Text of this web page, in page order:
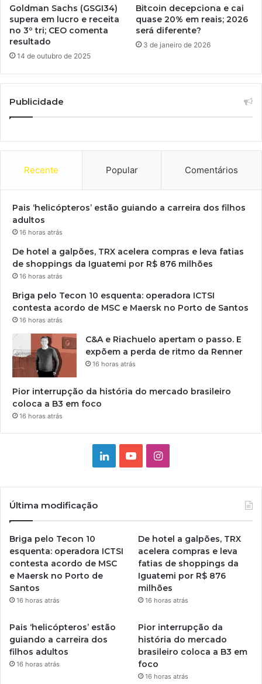
Goldman Sachs (GSGI34)
supera em lucro e receita
no 3º tri; CEO comenta
resultado
14 de outubro de 2025
Bitcoin decepciona e cai
quase 20% em reais; 2026
será diferente?
3 de janeiro de 2026
Publicidade
Recente Popular Comentários
Pais ‘helicópteros’ estão guiando a carreira dos filhos
adultos
16 horas atrás
De hotel a galpões, TRX acelera compras e leva fatias
de shoppings da Iguatemi por R$ 876 milhões
16 horas atrás
Briga pelo Tecon 10 esquenta: operadora ICTSI
contesta acordo de MSC e Maersk no Porto de Santos
16 horas atrás
C&A e Riachuelo apertam o passo. E
expõem a perda de ritmo da Renner
16 horas atrás
Pior interrupção da história do mercado brasileiro
coloca a B3 em foco
16 horas atrás
LinkedinYouTubeInstagram
Última modificação
Briga pelo Tecon 10
esquenta: operadora ICTSI
contesta acordo de MSC
e Maersk no Porto de
Santos
16 horas atrás
De hotel a galpões, TRX
acelera compras e leva
fatias de shoppings da
Iguatemi por R$ 876
milhões
16 horas atrás
Pais ‘helicópteros’ estão
guiando a carreira dos
filhos adultos
16 horas atrás
Pior interrupção da
história do mercado
brasileiro coloca a B3 em
foco
16 horas atrás